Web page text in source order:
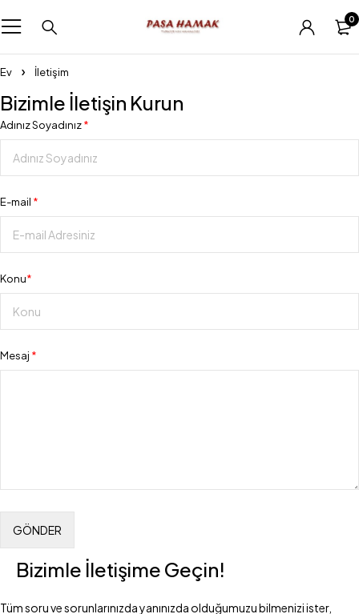
0
Ev İletişim
Bizimle İletişime Geçin!
Tüm soru ve sorunlarınızda yanınızda olduğumuzu bilmenizi ister,
Bizimle İletişin Kurun
Adınız Soyadınız*
E-mail *
Konu*
Mesaj *